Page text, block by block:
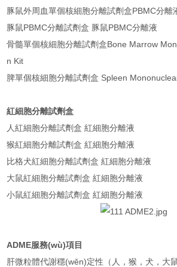
豚鼠外周血單個核細胞分離試劑盒PBMC分離
豚鼠PBMC分離試劑盒 豚鼠PBMC分離液
骨髓單個核細胞分離試劑盒Bone Marrow
n Kit
脾單個核細胞分離試劑盒 Spleen
紅細胞分離試劑盒
人紅細胞分離試劑盒 紅細胞分離液
猴紅細胞分離試劑盒 紅細胞分離液
比格犬紅細胞分離試劑盒 紅細胞分離液
大鼠紅細胞分離試劑盒 紅細胞分離液
小鼠紅細胞分離試劑盒 紅細胞分離液
ADME服務(wù)項目
肝微粒體代謝穩(wěn)定性（人，猴，犬，大鼠